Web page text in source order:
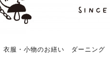
衣服・小物のお繕い ダーニング